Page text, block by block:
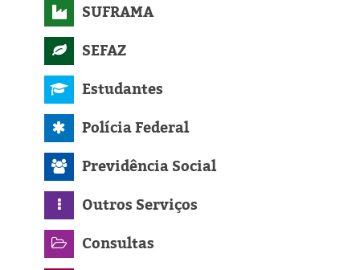
SUFRAMA
SEFAZ
Estudantes
Polícia Federal
Previdência Social
Outros Serviços
Consultas